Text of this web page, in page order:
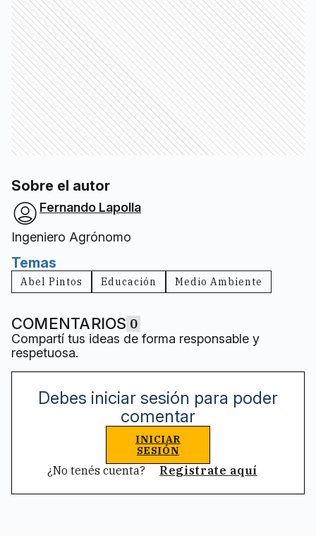
Sobre el autor
Fernando Lapolla
Ingeniero Agrónomo
Temas
Abel Pintos Educación Medio Ambiente
COMENTARIOS 0
Compartí tus ideas de forma responsable y
respetuosa.
Debes iniciar sesión para poder
comentar
INICIAR
SESIÓN
¿No tenés cuenta? Registrate aquí